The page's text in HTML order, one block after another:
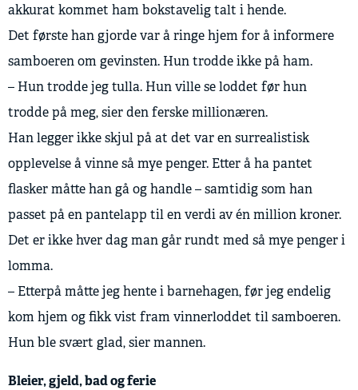
akkurat kommet ham bokstavelig talt i hende.
Det første han gjorde var å ringe hjem for å informere
samboeren om gevinsten. Hun trodde ikke på ham.
– Hun trodde jeg tulla. Hun ville se loddet før hun
trodde på meg, sier den ferske millionæren.
Han legger ikke skjul på at det var en surrealistisk
opplevelse å vinne så mye penger. Etter å ha pantet
flasker måtte han gå og handle – samtidig som han
passet på en pantelapp til en verdi av én million kroner.
Det er ikke hver dag man går rundt med så mye penger i
lomma.
– Etterpå måtte jeg hente i barnehagen, før jeg endelig
kom hjem og fikk vist fram vinnerloddet til samboeren.
Hun ble svært glad, sier mannen.
Bleier, gjeld, bad og ferie